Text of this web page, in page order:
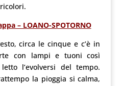
– LOANO-SPOTORNO
circa le cinque e c’è in
con lampi e tuoni così
l’evolversi del tempo.
la pioggia si calma,